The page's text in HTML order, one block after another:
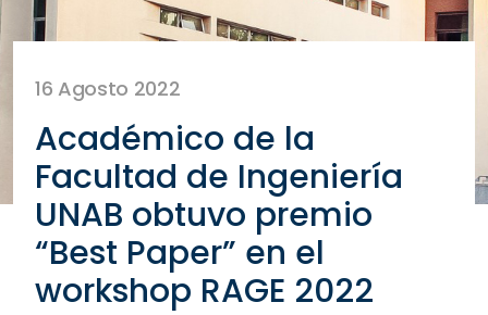
16 Agosto 2022
Académico de la
Facultad de Ingeniería
UNAB obtuvo premio
“Best Paper” en el
workshop RAGE 2022